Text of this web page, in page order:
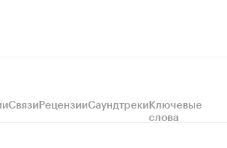
СвязиРецензииСаундтрекиКлючевые
слова